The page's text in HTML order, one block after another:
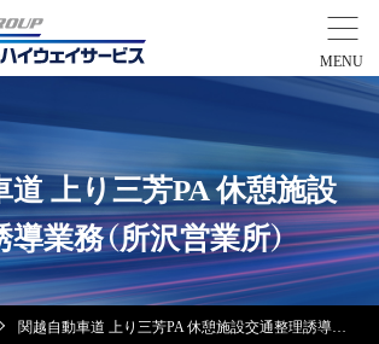
営業拠点
会社案内・実績紹介
道 上り三芳PA 休憩施設
業務（所沢営業所）
関越自動車道 上り三芳PA 休憩施設交通整理誘導業務（所沢営業所）